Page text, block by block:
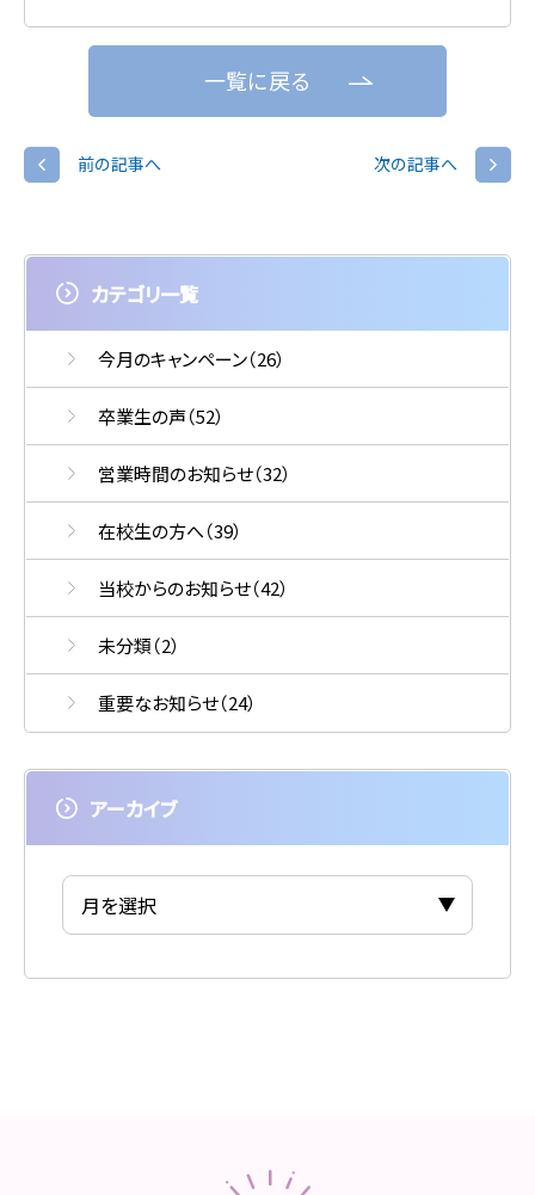
一覧に戻る
前の記事へ 次の記事へ
カテゴリ一覧
今月のキャンペーン（26）
卒業生の声（52）
営業時間のお知らせ（32）
在校生の方へ（39）
当校からのお知らせ（42）
未分類（2）
重要なお知らせ（24）
アーカイブ